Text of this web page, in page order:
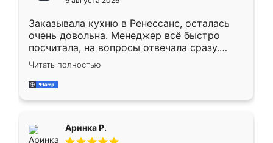
мебели буду заказывать только здесь.
Заказывала кухню в Ренессанс, осталась
очень довольна. Менеджер всё быстро
посчитала, на вопросы отвечала сразу.
Замерщик приехал в субботу, подошёл к
делу со всей ответственностью. Собрали
за день, ребята работали аккуратно, даже
Читать полностью
Аринка Р.